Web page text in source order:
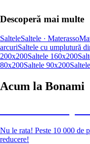
Descoperă mai multe
SalteleSaltele · Materasso
arcuriSaltele cu umplutură
200x200Saltele 160x200
80x200Saltele 90x200
Acum la Bonami
Nu le rata! Peste 10 000 de
reducere!